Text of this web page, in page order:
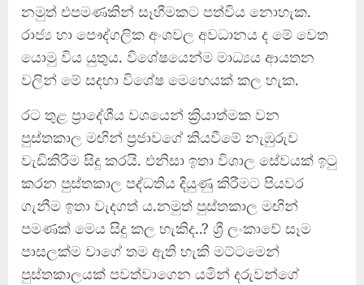
නමුත් එපමණකින් සෑහීමකට පත්විය නොහැක.
රාජ්‍ය හා පෞද්ගලික අංශවල අවධානය ද මේ වෙත
යොමු විය යුතුය. විශේෂයෙන්ම මාධ්‍යය ආයතන
වලින් මේ සදහා විශේෂ මෙහෙයක් කල හැක.
රට තුළ ප්‍රාදේශීය වශයෙන් ක්‍රියාත්මක වන
පුස්තකාල මඟින් ප්‍රජාවගේ කියවීමේ නැඹුරුව
වැඩිකිරීම සිදු කරයි. එනිසා ඉතා විශාල සේවයක් ඉටු
කරන පුස්තකාල පද්ධතිය දියුණු කිරීමට පියවර
ගැනීම ඉතා වැදගත් ය.නමුත් පුස්තකාල මඟින්
පමණක් මෙය සිදු කල හැකිද..? ශ්‍රී ලංකාවේ සෑම
පාසලක්ම වාගේ තම ඇති හැකි මට්ටමෙන්
පුස්තකාලයක් පවත්වාගෙන යමින් දරුවන්ගේ